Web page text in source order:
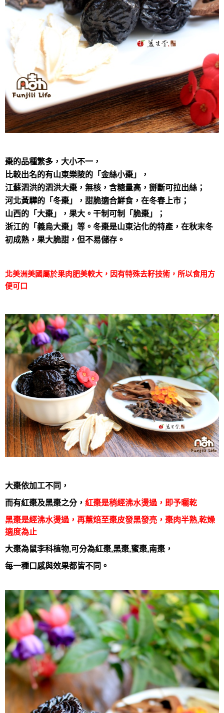
棗的品種繁多，大小不一，
比較出名的有山東樂陵的「金絲小棗」，
江蘇泗洪的泗洪大棗，無核，含糖量高，掰斷可拉出絲；
河北黃驊的「冬棗」，甜脆適合鮮食，在冬春上市；
山西的「大棗」，果大。干制可制「脆棗」；
浙江的「義烏大棗」等。冬棗是山東沾化的特產，在秋末冬
初成熟，果大脆甜，但不易儲存。
北美洲美國屬於果肉肥美較大，因有特殊去籽技術，所以食用方
便可口
大棗依加工不同，
而有紅棗及黑棗之分， 紅棗是稍經沸水燙過，即予曬乾
黑棗是經沸水燙過，再薰焙至棗皮發黑發亮，棗肉半熟,乾燥
適度為止
大棗為鼠李科植物,可分為紅棗,黑棗,蜜棗,南棗，
每一種口感與效果都皆不同。